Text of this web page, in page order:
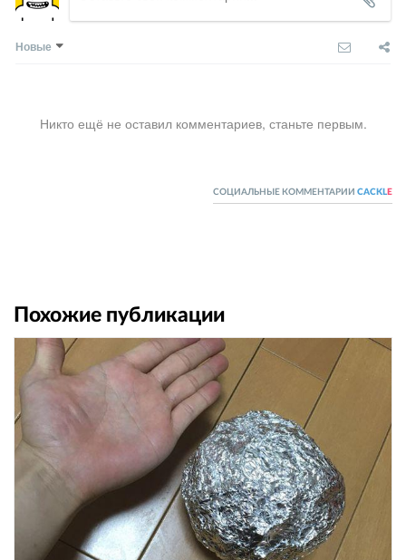
Новые
Никто ещё не оставил комментариев, станьте первым.
СОЦИАЛЬНЫЕ КОММЕНТАРИИ CACKL E
Похожие публикации